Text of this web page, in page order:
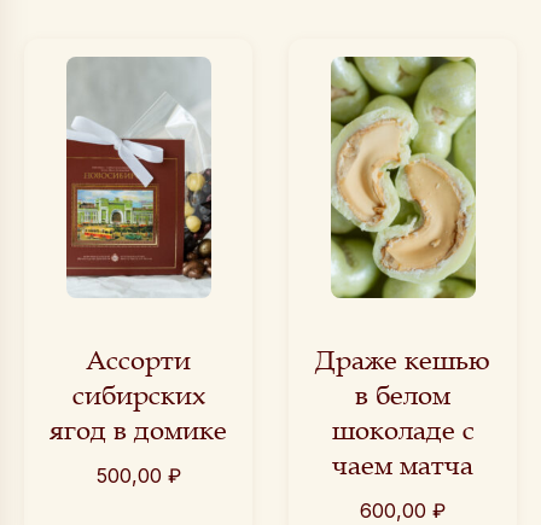
Ассорти
сибирских
ягод в домике
500,00 ₽
Драже кешью
в белом
шоколаде с
чаем матча
600,00 ₽